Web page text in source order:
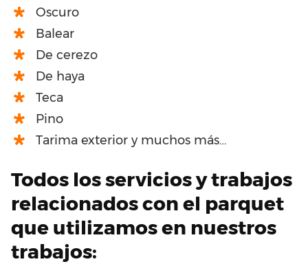
Oscuro
Balear
De cerezo
De haya
Teca
Pino
Tarima exterior y muchos más…
Todos los servicios y trabajos
relacionados con el parquet
que utilizamos en nuestros
trabajos: